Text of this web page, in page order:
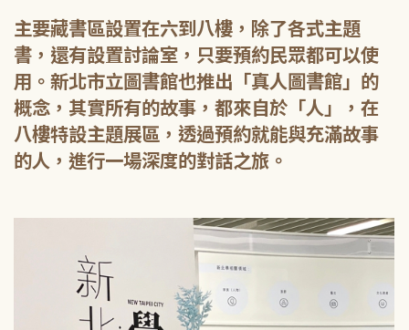
主要藏書區設置在六到八樓，除了各式主題
書，還有設置討論室，只要預約民眾都可以使
用。新北市立圖書館也推出「真人圖書館」的
概念，其實所有的故事，都來自於「人」，在
八樓特設主題展區，透過預約就能與充滿故事
的人，進行一場深度的對話之旅。